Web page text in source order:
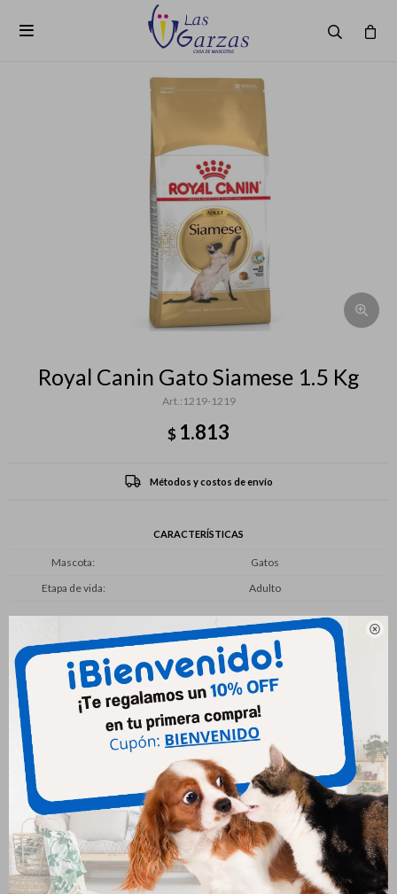


Royal Canin Gato Siamese 1.5 Kg
1219-1219
$ 1.813
Métodos y costos de envío
CARACTERÍSTICAS
Mascota
Gatos
Etapa de vida
Adulto
Productos que te pueden interesar